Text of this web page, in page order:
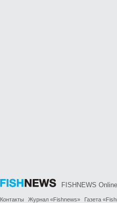
FISHNEWS Online
Контакты Журнал «Fishnews» Газета